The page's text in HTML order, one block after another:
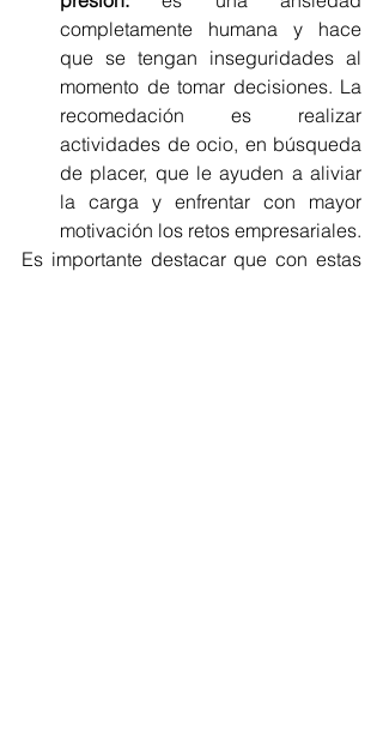
completamente humana y hace
que se tengan inseguridades al
momento de tomar decisiones. La
recomedación es realizar
actividades de ocio, en búsqueda
de placer, que le ayuden a aliviar
la carga y enfrentar con mayor
motivación los retos empresariales.
Es importante destacar que con estas